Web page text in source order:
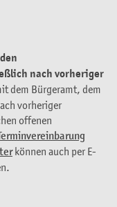
nach vorheriger
dem Bürgeramt, dem
vorheriger
offenen
können auch per E-